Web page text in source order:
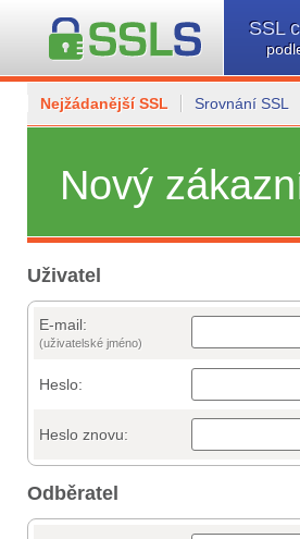
SSL
Nejžádanější SSL Srovnání SSL
Nový
Uživatel
E-mail:
(uživatelské jméno)
Heslo:
Heslo znovu:
Odběratel